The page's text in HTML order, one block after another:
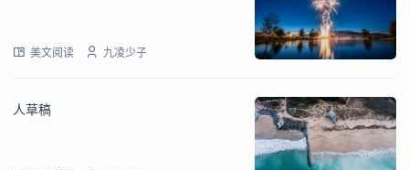
美文阅读 九凌少子
人草稿